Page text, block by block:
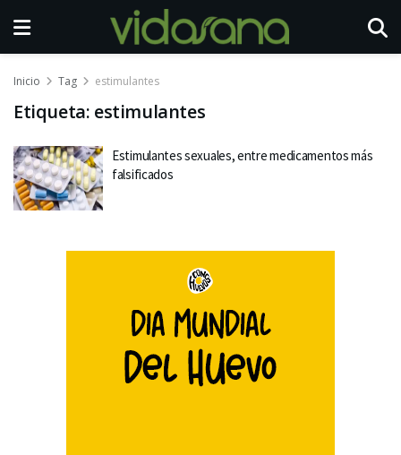
Inicio Tag estimulantes
Etiqueta: estimulantes
Estimulantes sexuales, entre medicamentos más
falsificados